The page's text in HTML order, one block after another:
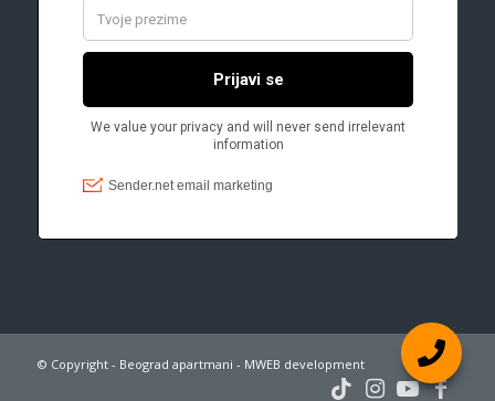
© Copyright - Beograd apartmani - MWEB development